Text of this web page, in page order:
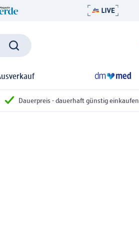
Dauerpreis - dauerhaft günstig einkaufen